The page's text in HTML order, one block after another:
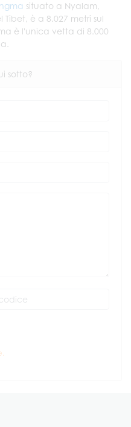
situato a Nyalam,
è a 8.027 metri sul
è l'unica vetta di 8.000
sotto?